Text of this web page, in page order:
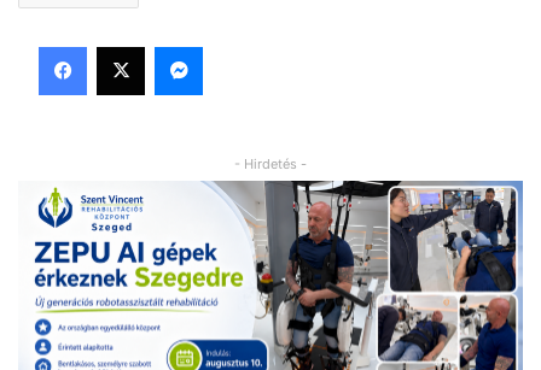
Facebook
X Messenger
- Hirdetés -